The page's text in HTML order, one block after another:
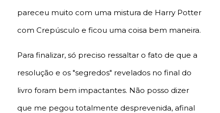
pareceu muito com uma mistura de Harry Potter
com Crepúsculo e ficou uma coisa bem maneira.
Para finalizar, só preciso ressaltar o fato de que a
resolução e os "segredos" revelados no final do
livro foram bem impactantes. Não posso dizer
que me pegou totalmente desprevenida, afinal